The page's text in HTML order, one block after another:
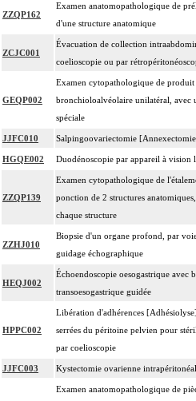
ZZQP162
Examen anatomopathologique de
d'une structure anatomique
ZCJC001
Évacuation de collection
coelioscopie ou par
GEQP002
Examen cytopathologique de produit
bronchioloalvéolaire unilatéral, avec
spéciale
JJFC010 Salpingoovariectomie
HGQE002 Duodénoscopie par appareil à vision
ZZQP139
Examen cytopathologique de
ponction de 2 structures
chaque structure
ZZHJ010
Biopsie d'un organe profond, par
guidage échographique
HEQJ002
Échoendoscopie oesogastrique avec
transoesogastrique guidée
HPPC002
Libération d'adhérences
serrées du péritoine pelvien pour
par coelioscopie
JJFC003 Kystectomie ovarienne
Examen anatomopathologique de